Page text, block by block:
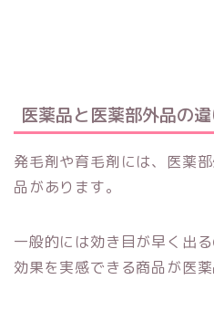
医薬品と医薬部外品の
発毛剤や育毛剤には、医薬
品があります。
一般的には効き目が早く出
効果を実感できる商品が医